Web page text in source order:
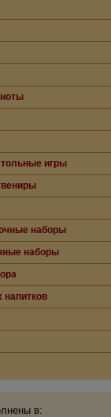
игры
наборы
наборы
в: